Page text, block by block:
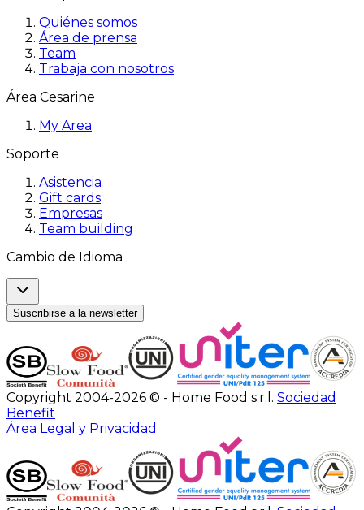
Quiénes somos
Área de prensa
Team
Trabaja con nosotros
Área Cesarine
My Area
Soporte
Asistencia
Gift cards
Empresas
Team building
Cambio de Idioma
Suscribirse a la newsletter
Copyright 2004-2026 © - Home Food s.r.l. Sociedad
Benefit
Área Legal y Privacidad